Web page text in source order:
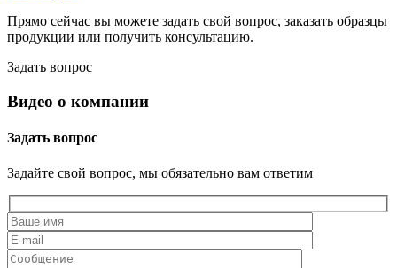
Прямо сейчас вы можете задать свой вопрос, заказать образцы
продукции или получить консультацию.
Задать вопрос
Видео о компании
Задать вопрос
Задайте свой вопрос, мы обязательно вам ответим
Оставьте это поле пустым